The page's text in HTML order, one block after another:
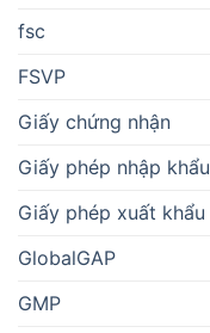
fsc
FSVP
Giấy chứng nhận
Giấy phép nhập khẩu
Giấy phép xuất khẩu
GlobalGAP
GMP